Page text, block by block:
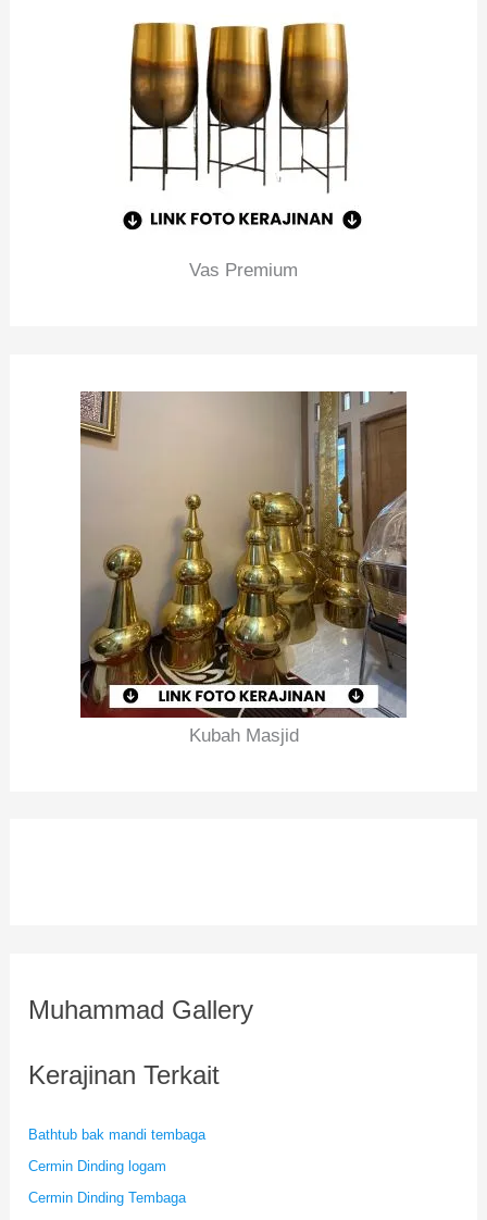
Vas Premium
Kubah Masjid
Muhammad Gallery
Kerajinan Terkait
Bathtub bak mandi tembaga
Cermin Dinding logam
Cermin Dinding Tembaga